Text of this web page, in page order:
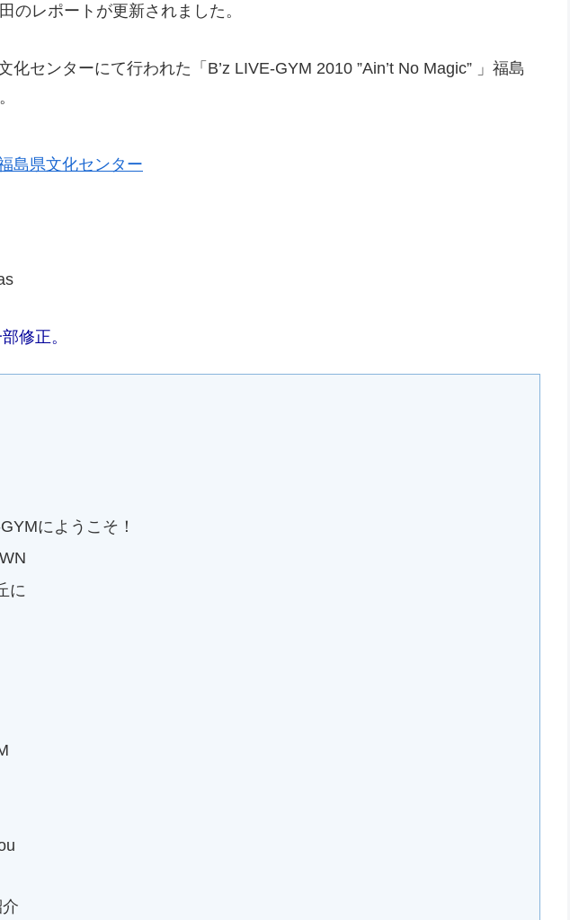
のレポートが更新されました。
化センターにて行われた「B’z LIVE-GYM 2010 ”Ain’t No Magic” 」福島
島県文化センター
修正。
にようこそ！
に